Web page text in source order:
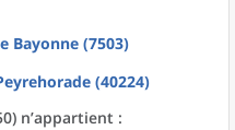
Bayonne (7503)
(40224)
n’appartient :